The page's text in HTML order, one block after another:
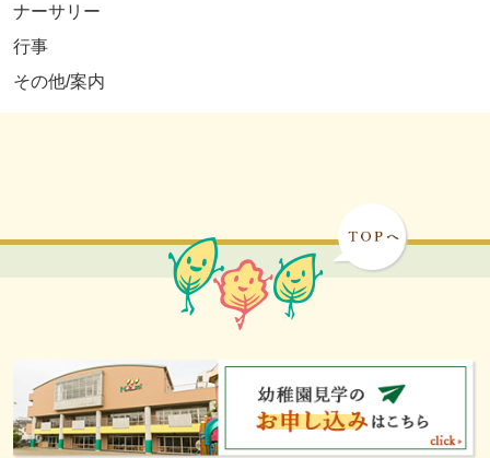
ナーサリー
行事
その他/案内